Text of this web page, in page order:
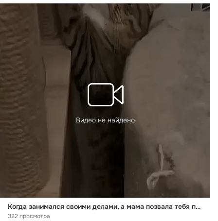
Видео не найдено
Когда занимался своими делами, а мама позвала тебя полным именем
322 просмотра